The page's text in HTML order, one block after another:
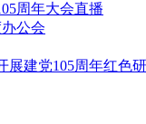
周年大会直播
公会
展建党105周年红色